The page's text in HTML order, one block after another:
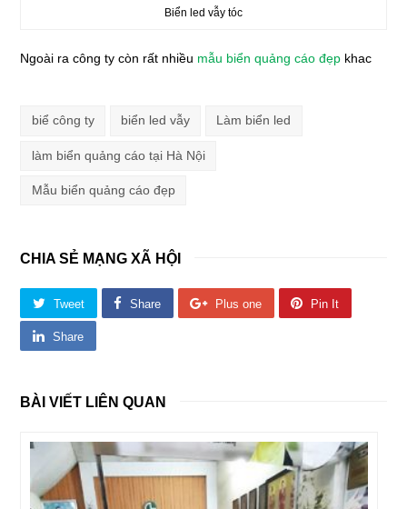
Biển led vẫy tóc
Ngoài ra công ty còn rất nhiều mẫu biển quảng cáo đẹp khac
biể công ty biển led vẫy Làm biển led
làm biển quảng cáo tại Hà Nội
Mẫu biển quảng cáo đẹp
CHIA SẺ MẠNG XÃ HỘI
Tweet Share Plus one Pin It
Share
BÀI VIẾT LIÊN QUAN